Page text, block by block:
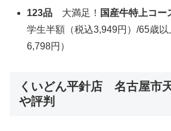
123品 大満足！ 国産牛特上コー
学生半額（税込3,949円）/65歳
6,798円）
くいどん平針店 名古屋市
や評判